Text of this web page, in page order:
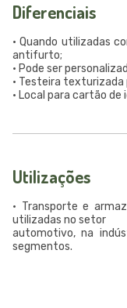
Diferenciais
• Quando utilizadas
antifurto;
• Pode ser
• Testeira
• Local para cartão
Utilizações
• Transporte e
utilizadas no setor
automotivo, na
segmentos.